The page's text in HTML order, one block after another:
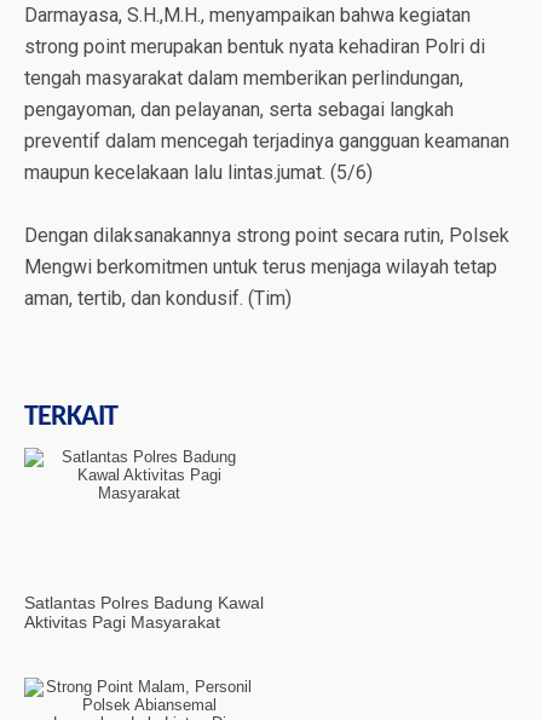
Darmayasa, S.H.,M.H., menyampaikan bahwa kegiatan
strong point merupakan bentuk nyata kehadiran Polri di
tengah masyarakat dalam memberikan perlindungan,
pengayoman, dan pelayanan, serta sebagai langkah
preventif dalam mencegah terjadinya gangguan keamanan
maupun kecelakaan lalu lintas.jumat. (5/6)
Dengan dilaksanakannya strong point secara rutin, Polsek
Mengwi berkomitmen untuk terus menjaga wilayah tetap
aman, tertib, dan kondusif. (Tim)
TERKAIT
Satlantas Polres Badung Kawal
Aktivitas Pagi Masyarakat